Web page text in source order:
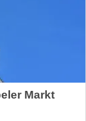
Markt